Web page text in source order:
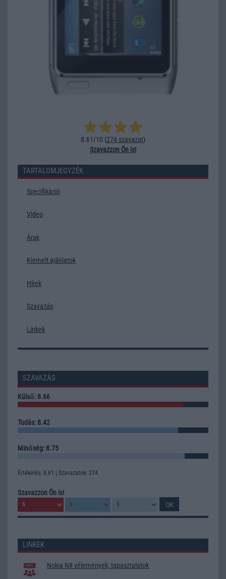
8.61/10 (274 szavazat)
Szavazzon Ön is!
TARTALOMJEGYZÉK
Specifikáció
Video
Árak
Kiemelt ajánlatok
Hírek
Szavazás
Linkek
SZAVAZÁS
Külső: 8.66
Tudás: 8.42
Minőség: 8.75
Értékelés: 8.61 | Szavazatok: 274
Szavazzon Ön is!
LINKEK
Nokia N8 vélemények, tapasztalatok